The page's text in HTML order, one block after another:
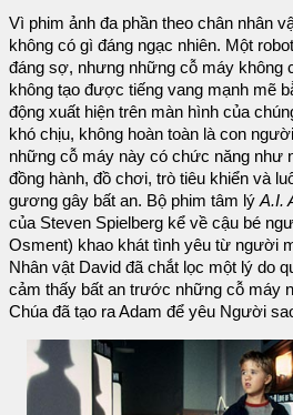
Vì phim ảnh đa phần theo chân nhân
không có gì đáng ngạc nhiên. Một
đáng sợ, nhưng những cỗ máy không
không tạo được tiếng vang mạnh mẽ
động xuất hiện trên màn hình của
khó chịu, không hoàn toàn là con
những cỗ máy này có chức năng như
đồng hành, đồ chơi, trò tiêu khiển và
gương gây bất an. Bộ phim tâm lý A.I.
của Steven Spielberg kể về cậu bé
Osment) khao khát tình yêu từ người
Nhân vật David đã chắt lọc một lý do
cảm thấy bất an trước những cỗ máy
Chúa đã tạo ra Adam để yêu Người